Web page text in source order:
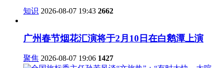
知识 2026-08-07 19:43 2662
广州春节烟花汇演将于2月10日在白鹅潭上演
聚焦 2026-08-07 19:06 1427